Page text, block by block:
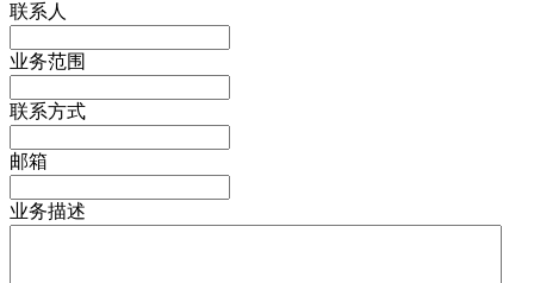
联系人
业务范围
联系方式
邮箱
业务描述